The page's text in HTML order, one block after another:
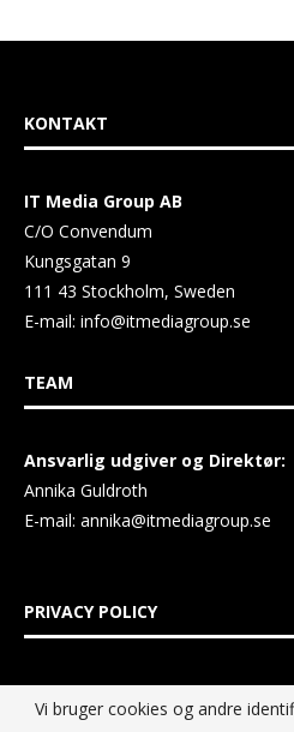
KONTAKT
IT Media Group AB
C/O Convendum
Kungsgatan 9
111 43 Stockholm, Sweden
E-mail: info@itmediagroup.se
TEAM
Ansvarlig udgiver og Direktør:
Annika Guldroth
E-mail: annika@itmediagroup.se
PRIVACY POLICY
IT MEDIA GROUP Data Privacy
Vi bruger cookies og andre